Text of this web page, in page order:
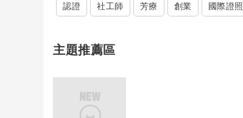
認證 社工師 芳療 創業 國際證照
主題推薦區